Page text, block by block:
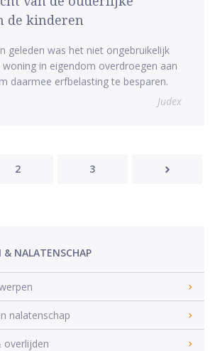
de kinderen
geleden was het niet ongebruikelijk
in eigendom overdroegen aan
daarmee erfbelasting te besparen.
Judex
2 3
& NALATENSCHAP
nalatenschap
overlijden